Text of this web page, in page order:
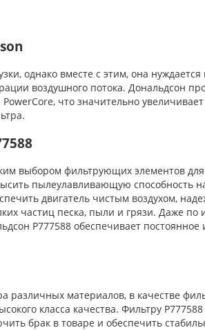
однако вместе с этим, она нуждается
воздушного потока. Дональдсон
что значительно увеличивает
выбором фильтрующих элементов
пылеулавливающую способность
двигатель чистым воздухом,
частиц песка, пыли и грязи. Даже по
P777588 обеспечивает постоянное
различных материалов, в качестве
класса качества. Фильтру
брак в товаре и обеспечить